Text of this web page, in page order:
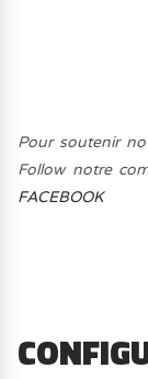
Pour soutenir
Follow notre
FACEBOOK